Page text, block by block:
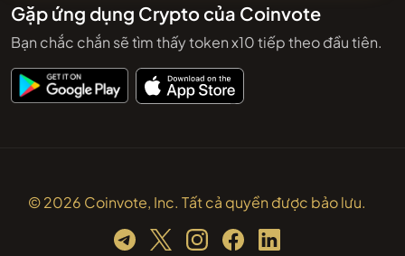
Gặp ứng dụng Crypto của Coinvote
Bạn chắc chắn sẽ tìm thấy token x10 tiếp theo đầu tiên.
© 2026 Coinvote, Inc. Tất cả quyền được bảo lưu.